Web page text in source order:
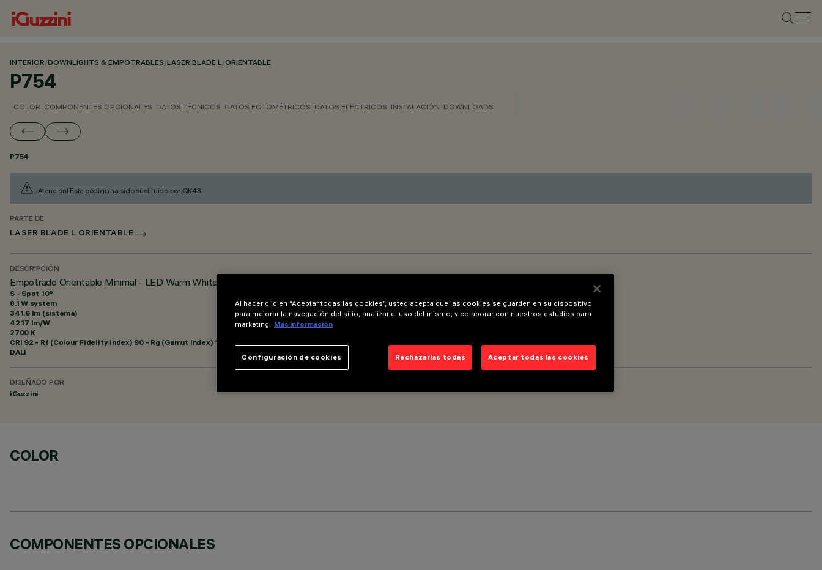
INTERIOR/DOWNLIGHTS & EMPOTRABLES/LASER BLADE L/ORIENTABLE
P754
COLOR COMPONENTES OPCIONALES DATOS TÉCNICOS DATOS FOTOMÉTRICOS DATOS ELÉCTRICOS INSTALACIÓN DOWNLOADS
P754
¡Atención! Este código ha sido sustituido por QK43.
PARTE DE
LASER BLADE L ORIENTABLE
DESCRIPCIÓN
Empotrado Orientable Minimal - LED Warm White - Spot beam - DALI
S - Spot 10°
8.1 W system
341.6 lm (sistema)
42.17 lm/W
2700 K
CRI 92 - Rf (Colour Fidelity Index) 90 - Rg (Gamut Index) 103
DALI
DISEÑADO POR
iGuzzini
COLOR
COMPONENTES OPCIONALES
Al hacer clic en “Aceptar todas las cookies”, usted acepta que las cookies se guarden en su dispositivo
para mejorar la navegación del sitio, analizar el uso del mismo, y colaborar con nuestros estudios para
marketing. Más información
Rechazarlas todas Aceptar todas las cookies
Configuración de cookies